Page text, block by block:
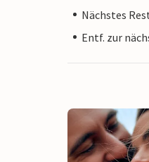
Nächstes
Entf. zur